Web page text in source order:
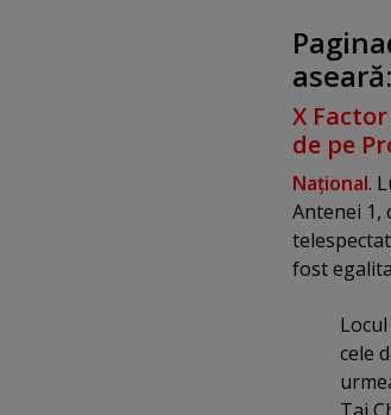
aseară:
X
de pe
Naţional.
Antenei 1,
fost
cele
Tai